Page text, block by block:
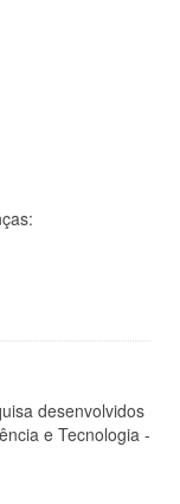
desenvolvidos
e Tecnologia -